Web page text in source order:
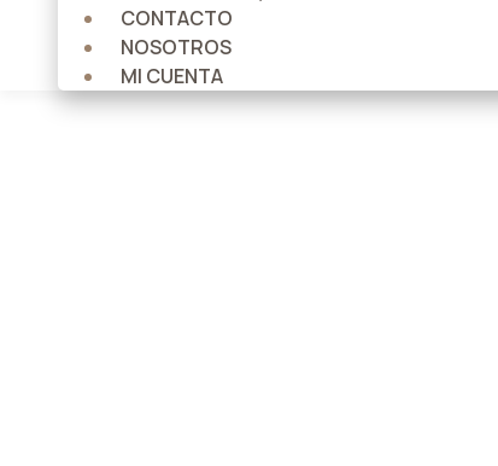
CONTACTO
NOSOTROS
MI CUENTA